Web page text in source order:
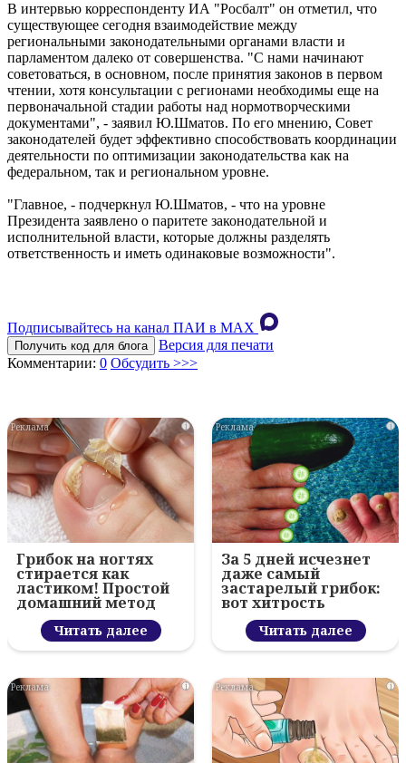
В интервью корреспонденту ИА "Росбалт" он отметил, что
существующее сегодня взаимодействие между
региональными законодательными органами власти и
парламентом далеко от совершенства. "С нами начинают
советоваться, в основном, после принятия законов в первом
чтении, хотя консультации с регионами необходимы еще на
первоначальной стадии работы над нормотворческими
документами", - заявил Ю.Шматов. По его мнению, Совет
законодателей будет эффективно способствовать координации
деятельности по оптимизации законодательства как на
федеральном, так и региональном уровне.
"Главное, - подчеркнул Ю.Шматов, - что на уровне
Президента заявлено о паритете законодательной и
исполнительной власти, которые должны разделять
ответственность и иметь одинаковые возможности".
Подписывайтесь на канал ПАИ в MAХ
Получить код для блога
Версия для печати
Комментарии: 0 Обсудить >>>
i
Грибок на ногтях
стирается как
ластиком! Простой
домашний метод
Читать далее
i
За 5 дней исчезнет
даже самый
застарелый грибок:
вот хитрость
Читать далее
i i